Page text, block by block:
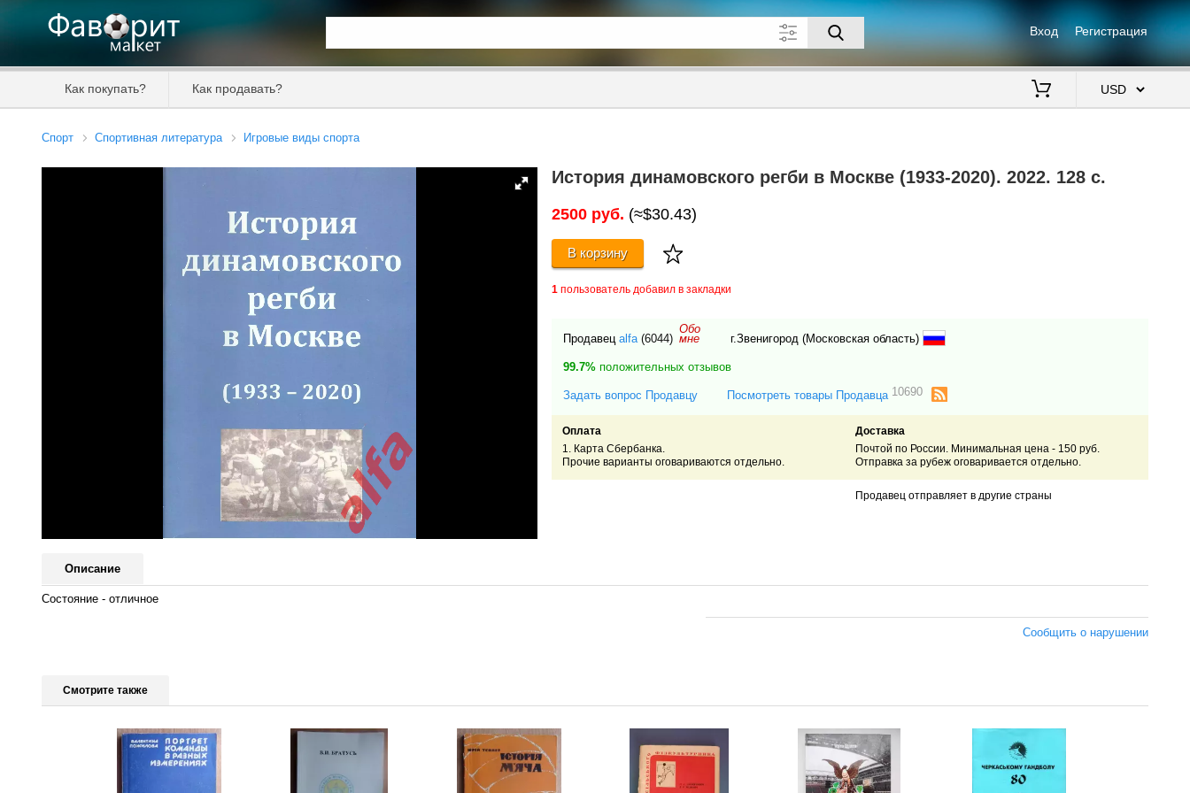
Вход Регистрация
Как покупать? Как продавать?
Спорт Спортивная литература Игровые виды спорта
История динамовского регби в Москве (1933-2020). 2022. 128 с.
2500 руб. (≈$30.43)
В корзину
1 пользователь добавил в закладки
Продавец alfa (6044)
Обо
мне г.Звенигород (Московская область)
99.7% положительных отзывов
Задать вопрос Продавцу Посмотреть товары Продавца 10690
Оплата
1. Карта Сбербанка.
Прочие варианты оговариваются отдельно.
Доставка
Почтой по России. Минимальная цена - 150 руб.
Отправка за рубеж оговаривается отдельно.
Продавец отправляет в другие страны
Описание
Состояние - отличное
Сообщить о нарушении
Смотрите также